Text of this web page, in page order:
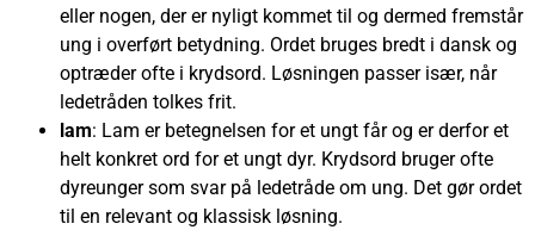
eller nogen, der er nyligt kommet til og dermed fremstår
ung i overført betydning. Ordet bruges bredt i dansk og
optræder ofte i krydsord. Løsningen passer især, når
ledetråden tolkes frit.
lam: Lam er betegnelsen for et ungt får og er derfor et
helt konkret ord for et ungt dyr. Krydsord bruger ofte
dyreunger som svar på ledetråde om ung. Det gør ordet
til en relevant og klassisk løsning.